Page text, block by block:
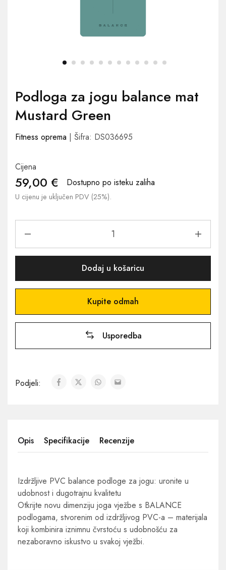
Podloga za jogu balance mat
Mustard Green
Fitness oprema | Šifra: DS036695
Cijena
59,00 € Dostupno po isteku zaliha
U cijenu je uključen PDV (25%).
Dodaj u košaricu
Kupite odmah
Usporedba
Podjeli:
Opis Specifikacije Recenzije
Izdržljive PVC balance podloge za jogu: uronite u
udobnost i dugotrajnu kvalitetu
Otkrijte novu dimenziju joga vježbe s BALANCE
podlogama, stvorenim od izdržljivog PVC-a – materijala
koji kombinira iznimnu čvrstoću s udobnošću za
nezaboravno iskustvo u svakoj vježbi.